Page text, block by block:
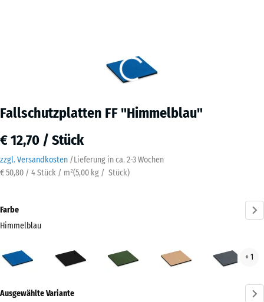
Fallschutzplatten FF "Himmelblau"
€ 12,70 / Stück
zzgl. Versandkosten /Lieferung in ca. 2-3 Wochen
€ 50,80 / 4 Stück / m²(5,00 kg / Stück)
Farbe
Himmelblau
(active)
+ 1
Informationen
Ausgewählte Variante